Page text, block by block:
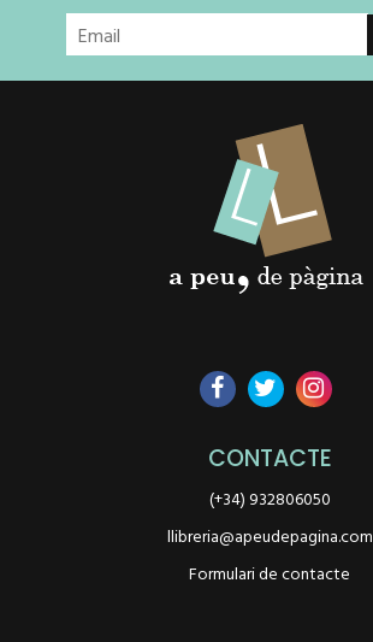
CONTACTE
(+34) 932806050
llibreria@apeudepagina.com
Formulari de contacte